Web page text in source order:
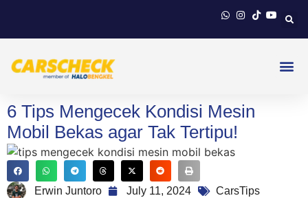
6 Tips Mengecek Kondisi Mesin
Mobil Bekas agar Tak Tertipu!
Erwin Juntoro July 11, 2024 CarsTips